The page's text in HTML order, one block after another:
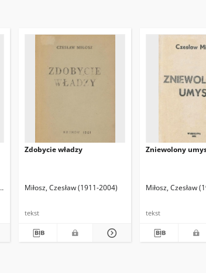
Kopczyński, Krzysztof (1959- ) Oprac.
Zdobycie władzy
Miłosz, Czesław (1911-2004)
tekst
Zniewolony
Miłosz, Czesław
tekst